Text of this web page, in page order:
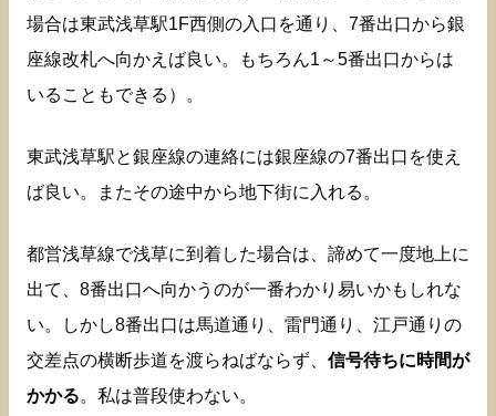
場合は東武浅草駅1F西側の入口を通り、7番出口から銀
座線改札へ向かえば良い。もちろん1～5番出口からは
いることもできる）。
東武浅草駅と銀座線の連絡には銀座線の7番出口を使え
ば良い。またその途中から地下街に入れる。
都営浅草線で浅草に到着した場合は、諦めて一度地上に
出て、8番出口へ向かうのが一番わかり易いかもしれな
い。しかし8番出口は馬道通り、雷門通り、江戸通りの
交差点の横断歩道を渡らねばならず、 信号待ちに時間が
かかる。私は普段使わない。